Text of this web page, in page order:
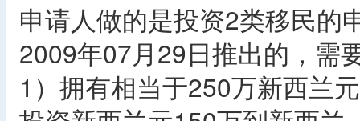
申请人做的是投资2类移民的
2009年07月29日推出的，需
1）拥有相当于250万新西兰